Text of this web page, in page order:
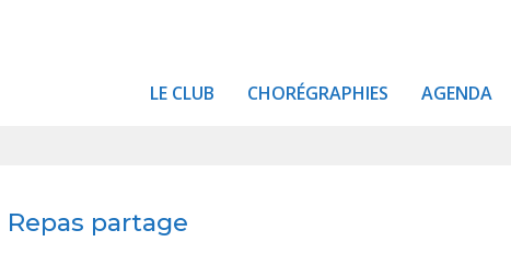
LE CLUB CHORÉGRAPHIES AGENDA
Repas partage